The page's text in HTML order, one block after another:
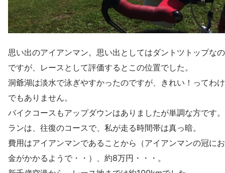
思い出のアイアンマン。思い出としてはダントツトップなの
ですが、レースとして評価するとこの位置でした。
洞爺湖は淡水で泳ぎやすかったのですが、きれい！ってわけ
でもありません。
バイクコースもアップダウンはありましたが単調な方です。
ランは、往復のコースで、私が走る時間帯は真っ暗。
費用はアイアンマンであることから（アイアンマンの冠にお
金がかかるようで・・）、約8万円・・・。